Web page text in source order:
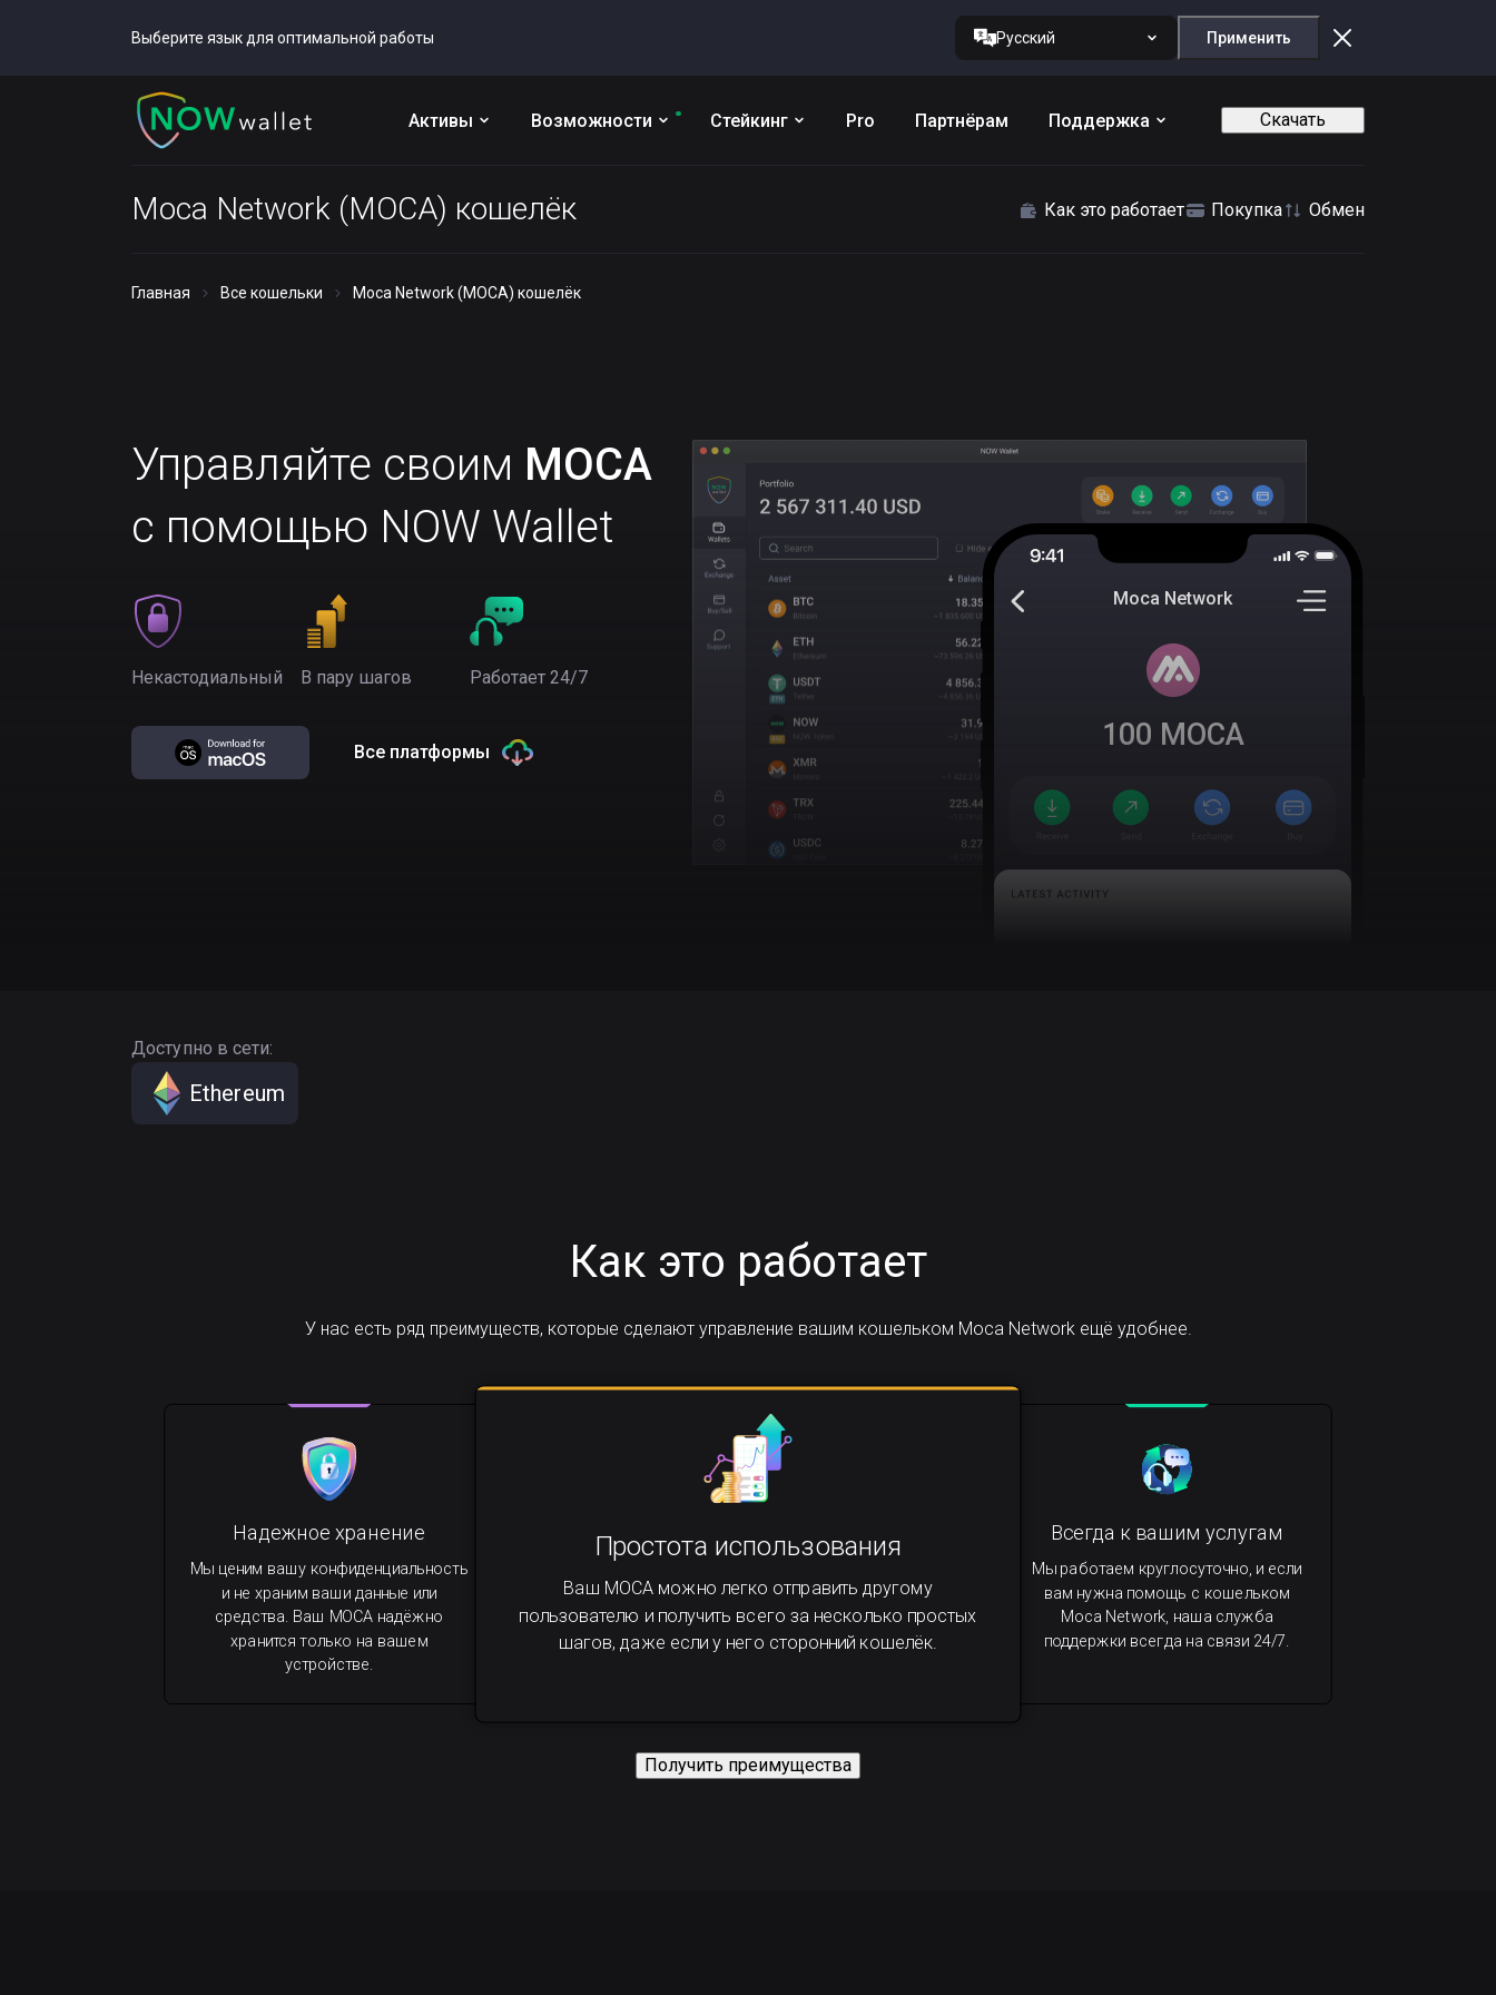
Выберите язык для оптимальной работы Русский Применить
Активы Возможности Стейкинг Pro Партнёрам Поддержка Скачать
Moca Network (MOCA) кошелёк Как это работает Покупка Обмен
Главная Все кошельки Moca Network (MOCA) кошелёк
Управляйте своим MOCA
с помощью NOW Wallet
Некастодиальный В пару шагов Работает 24/7
Все платформы
Moca Network
100 MOCA
Доступно в сети:
Ethereum
Как это работает
У нас есть ряд преимуществ, которые сделают управление вашим кошельком Moca Network ещё удобнее.
Простота использования
Ваш MOCA можно легко отправить другому
пользователю и получить всего за несколько простых
шагов, даже если у него сторонний кошелёк.
Всегда к вашим услугам
Мы работаем круглосуточно, и если
вам нужна помощь с кошельком
Moca Network, наша служба
поддержки всегда на связи 24/7.
Надежное хранение
Мы ценим вашу конфиденциальность
и не храним ваши данные или
средства. Ваш MOCA надёжно
хранится только на вашем
устройстве.
Получить преимущества